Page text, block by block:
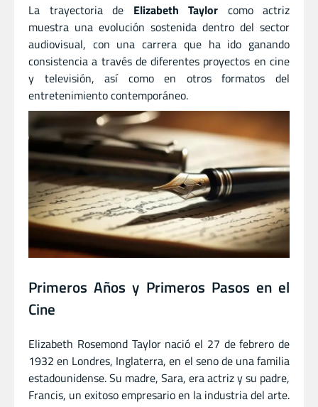
La trayectoria de Elizabeth Taylor como actriz
muestra una evolución sostenida dentro del sector
audiovisual, con una carrera que ha ido ganando
consistencia a través de diferentes proyectos en cine
y televisión, así como en otros formatos del
entretenimiento contemporáneo.
Primeros Años y Primeros Pasos en el
Cine
Elizabeth Rosemond Taylor nació el 27 de febrero de
1932 en Londres, Inglaterra, en el seno de una familia
estadounidense. Su madre, Sara, era actriz y su padre,
Francis, un exitoso empresario en la industria del arte.